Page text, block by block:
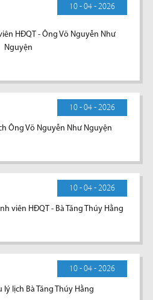
10 - 04 - 2026
HĐQT - Ông Võ Nguyễn Như
Nguyện
10 - 04 - 2026
Ông Võ Nguyễn Như Nguyện
10 - 04 - 2026
viên HĐQT - Bà Tăng Thúy Hằng
10 - 04 - 2026
lý lịch Bà Tăng Thúy Hằng